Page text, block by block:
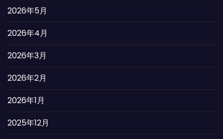
2026年5月
2026年4月
2026年3月
2026年2月
2026年1月
2025年12月